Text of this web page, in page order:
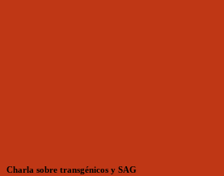
Charla sobre transgénicos y SAG